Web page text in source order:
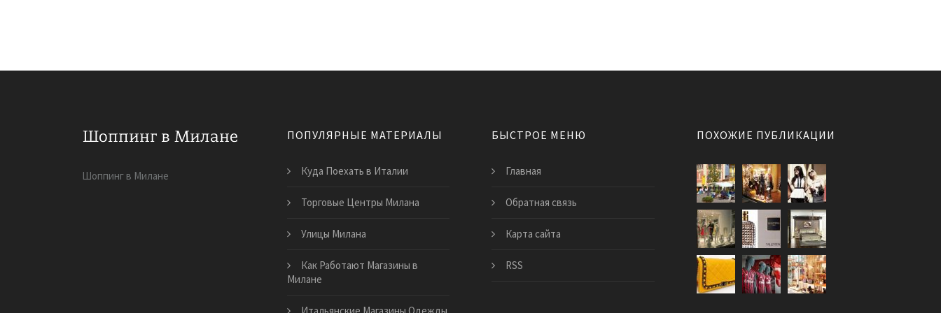
Шоппинг в Милане
ПОПУЛЯРНЫЕ МАТЕРИАЛЫ
Куда Поехать в Италии
Торговые Центры Милана
Улицы Милана
Как Работают Магазины в
Милане
Итальянские Магазины Одежды
БЫСТРОЕ МЕНЮ
Главная
Обратная связь
Карта сайта
RSS
ПОХОЖИЕ ПУБЛИКАЦИИ